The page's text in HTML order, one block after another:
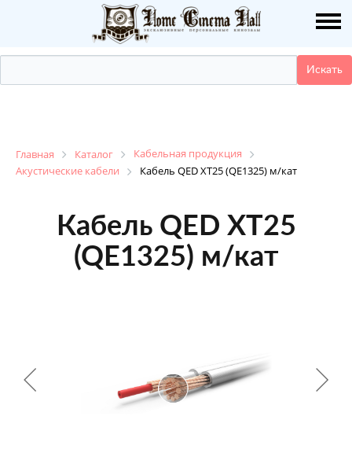
Главная Каталог
Кабельная продукция
Акустические кабели
Кабель QED XT25 (QE1325) м/кат
О НАС
КАТАЛОГ
ДЕМО ЗАЛ
+7 495-951-3751
+7 495-951-3646
Кабель QED XT25
(QE1325) м/кат